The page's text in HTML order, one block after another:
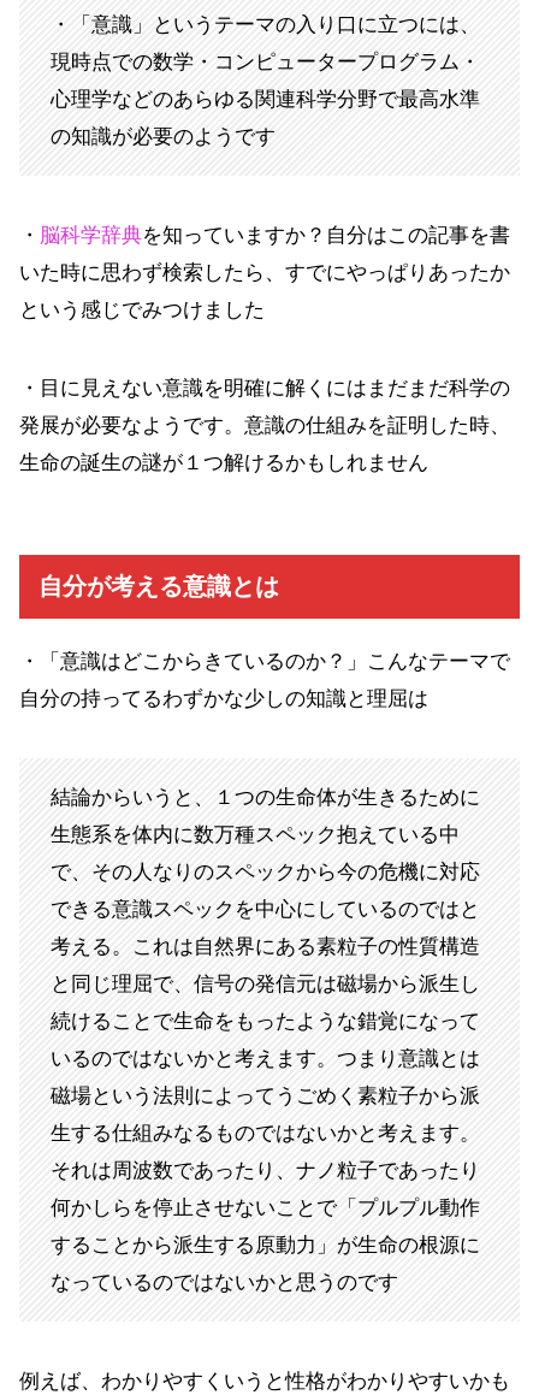
・「意識」というテーマの入り口に立つには、
現時点での数学・コンピュータープログラム・
心理学などのあらゆる関連科学分野で最高水準
の知識が必要のようです
・ 脳科学辞典を知っていますか？自分はこの記事を書
いた時に思わず検索したら、すでにやっぱりあったか
という感じでみつけました
・目に見えない意識を明確に解くにはまだまだ科学の
発展が必要なようです。意識の仕組みを証明した時、
生命の誕生の謎が１つ解けるかもしれません
自分が考える意識とは
・「意識はどこからきているのか？」こんなテーマで
自分の持ってるわずかな少しの知識と理屈は
結論からいうと、１つの生命体が生きるために
生態系を体内に数万種スペック抱えている中
で、その人なりのスペックから今の危機に対応
できる意識スペックを中心にしているのではと
考える。これは自然界にある素粒子の性質構造
と同じ理屈で、信号の発信元は磁場から派生し
続けることで生命をもったような錯覚になって
いるのではないかと考えます。つまり意識とは
磁場という法則によってうごめく素粒子から派
生する仕組みなるものではないかと考えます。
それは周波数であったり、ナノ粒子であったり
何かしらを停止させないことで「プルプル動作
することから派生する原動力」が生命の根源に
なっているのではないかと思うのです
例えば、わかりやすくいうと性格がわかりやすいかも